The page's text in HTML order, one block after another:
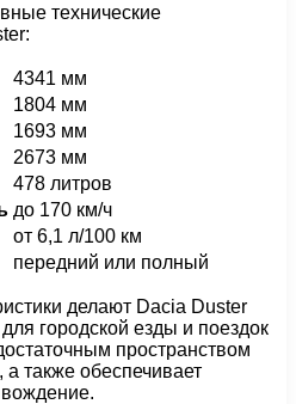
технические
4341 мм
1804 мм
1693 мм
2673 мм
478 литров
до 170 км/ч
от 6,1 л/100 км
передний или полный
делают Dacia Duster
городской езды и поездок
пространством
также обеспечивает